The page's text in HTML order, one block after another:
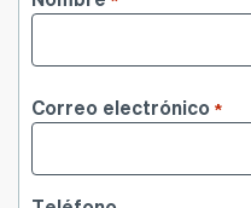
Nombre*
Nombre
Correo electrónico*